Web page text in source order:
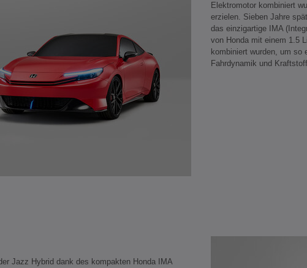
Elektromotor kombiniert
erzielen. Sieben Jahre
das einzigartige IMA
von Honda mit einem 1.5
kombiniert wurden, um so
Fahrdynamik und
Jazz Hybrid dank des kompakten Honda IMA